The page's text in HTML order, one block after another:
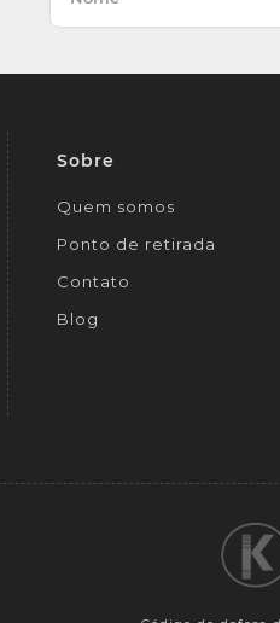
Sobre
Quem somos
Ponto de retirada
Contato
Blog